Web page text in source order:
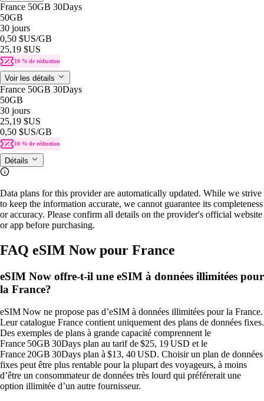
France 50GB 30Days
50GB
30 jours
0,50 $US/GB
25,19 $US
10 % de réduction
Voir les détails
France 50GB 30Days
50GB
30 jours
25,19 $US
0,50 $US/GB
10 % de réduction
Détails
Data plans for this provider are automatically updated. While we strive
to keep the information accurate, we cannot guarantee its completeness
or accuracy. Please confirm all details on the provider's official website
or app before purchasing.
FAQ eSIM Now pour France
eSIM Now offre‑t‑il une eSIM à données illimitées pour
la France?
eSIM Now ne propose pas d’eSIM à données illimitées pour la France.
Leur catalogue France contient uniquement des plans de données fixes.
Des exemples de plans à grande capacité comprennent le
France 50GB 30Days plan au tarif de $25, 19 USD et le
France 20GB 30Days plan à $13, 40 USD. Choisir un plan de données
fixes peut être plus rentable pour la plupart des voyageurs, à moins
d’être un consommateur de données très lourd qui préférerait une
option illimitée d’un autre fournisseur.